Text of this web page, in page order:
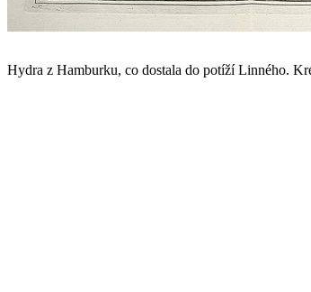
Hydra z Hamburku, co dostala do potíží Linného.